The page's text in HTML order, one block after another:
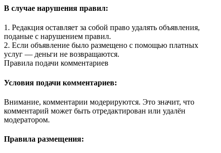
В случае нарушения правил:
1. Редакция оставляет за собой право удалять объявления,
поданые с нарушением правил.
2. Если объявление было размещено с помощью платных
услуг — деньги не возвращаются.
Правила подачи комментариев
Условия подачи комментариев:
Внимание, комментарии модерируются. Это значит, что
комментарий может быть отредактирован или удалён
модератором.
Правила размещения: